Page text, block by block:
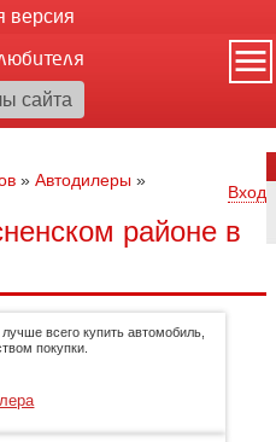
версия
» Автодилеры »
Вход
районе в
всего купить автомобиль,
покупки.